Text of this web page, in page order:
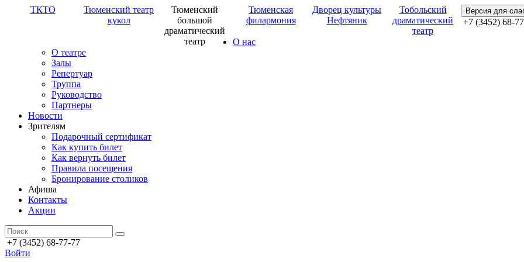
ТКТО
Тюменский театр
кукол
Тюменский
большой
драматический
театр
Тюменская
филармония
Дворец культуры
Нефтяник
Тобольский
драматический
театр
Версия для
+7 (3452) 68-
О нас
О театре
Залы
Репертуар
Труппа
Руководство
Партнеры
Новости
Зрителям
Подарочный сертификат
Как купить билет
Как вернуть билет
Правила посещения
Бронирование столиков
Афиша
Контакты
Акции
+7 (3452) 68-77-77
Войти